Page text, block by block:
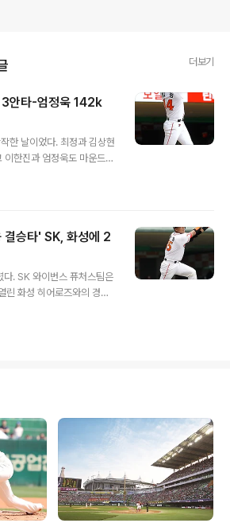
더보기
안타-엄정욱 142k
한 날이었다. 최정과 김상현
한진과 엄정욱도 마운드에
6-2로 이겼다. 이날 승리
상현이 우중간을 가르는 3
인공이 됐다. 이날의 승부
로 나선 최정이 1회부터 상
포를 쏘아올리며 순조롭게
진이 테이블세터진을 상대
루 위기를 맞은 가운데 김
승타' SK, 화성에 2
. SK 와이번스 퓨처스팀은
린 화성 히어로즈와의 경기
상승세를 이어갔다. 달아
출장한 최정은 3타수 1안
서면 화성이 뒤쫓는 흐름이
최정의 좌전 적시타로 선취
을 만들었다. 볼넷으로 걸어
좌전 안타와 백승룡의 희